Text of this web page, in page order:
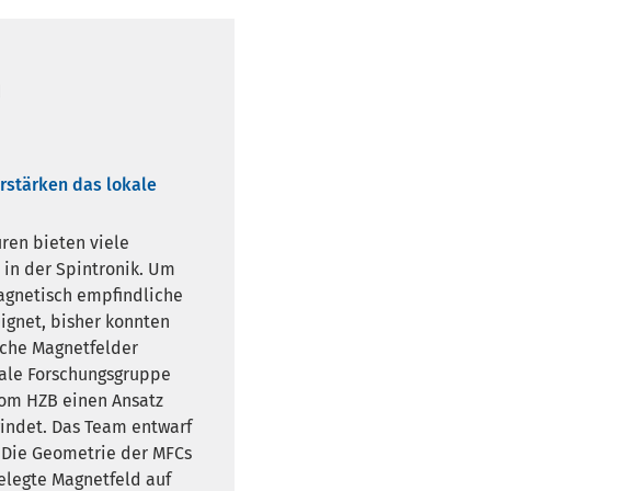
das lokale
bieten viele
der Spintronik. Um
empfindliche
bisher konnten
Magnetfelder
Forschungsgruppe
HZB einen Ansatz
Das Team entwarf
Geometrie der MFCs
Magnetfeld auf